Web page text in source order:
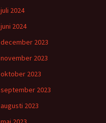
juli 2024
juni 2024
december 2023
november 2023
oktober 2023
september 2023
augusti 2023